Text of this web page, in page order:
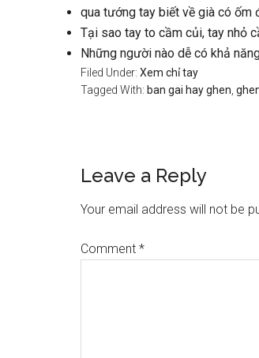
qua tướng tay biết về già có ốm
Tại sao tay to cầm củi, tay nhỏ
Những người nào dễ có khả
Filed Under: Xem chỉ tay
Tagged With: ban gai hay ghen
Reader
Interactions
Leave a Reply
Your email address will not be
Comment *